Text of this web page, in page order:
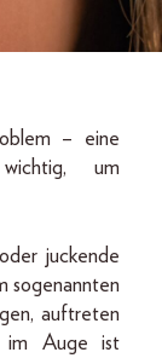
– eine
um
juckende
sogenannten
auftreten
im Auge ist